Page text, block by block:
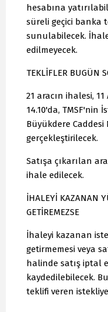
hesabına
süreli geçici banka
sunulabilecek.
edilmeyecek.
TEKLİFLER BUGÜN
21 aracın ihalesi,
14.10'da, TMSF'nin
Büyükdere Caddesi
gerçekleştirilecek.
Satışa çıkarılan
ihale edilecek.
İHALEYİ KAZANAN
GETİREMEZSE
İhaleyi kazanan
getirmemesi veya
halinde satış iptal
kaydedilebilecek.
teklifi veren